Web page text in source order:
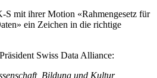
S mit ihrer Motion «Rahmengesetz für
ein Zeichen in die richtige
Swiss Data Alliance:
Bildung und Kultur